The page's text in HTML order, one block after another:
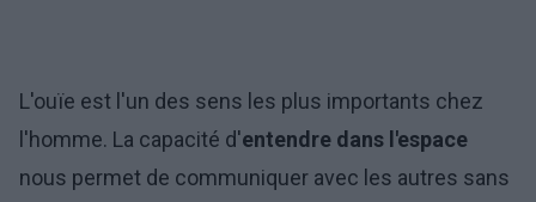
L'ouïe est l'un des sens les plus importants chez
l'homme. La capacité d'entendre dans l'espace
nous permet de communiquer avec les autres sans